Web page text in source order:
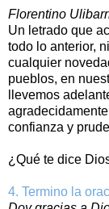
Florentino
Un letrado que
todo lo anterior,
cualquier
pueblos, en
llevemos
confianza y
¿Qué te dice
4. Termino la